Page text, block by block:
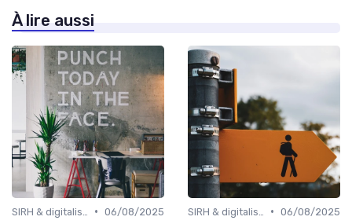
À lire aussi
• 06/08/2025
• 06/08/2025